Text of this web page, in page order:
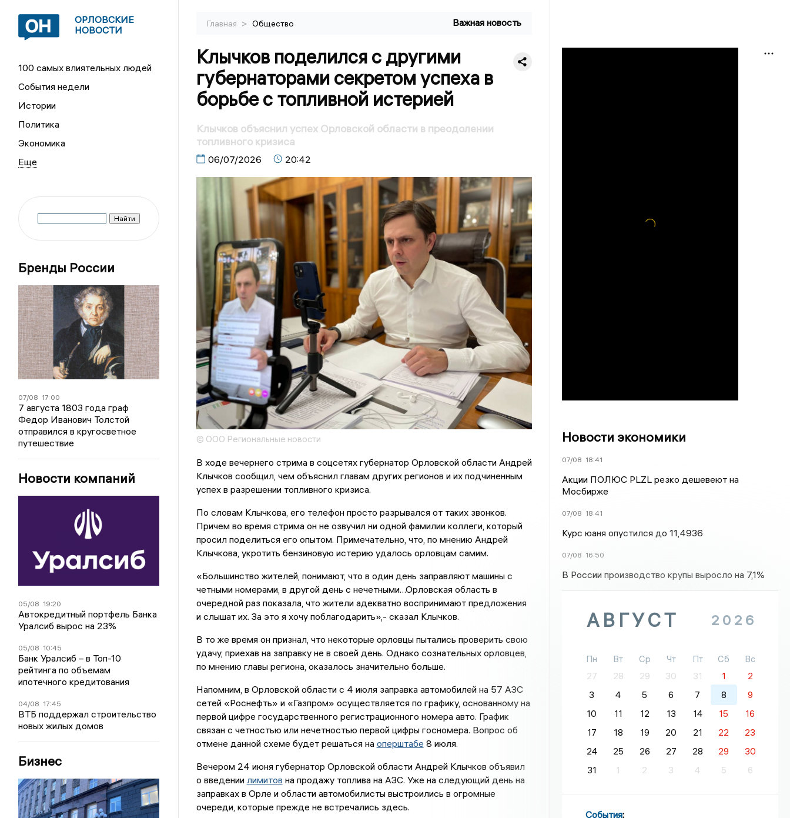
ОРЛОВСКИЕ
НОВОСТИ
100 самых влиятельных людей
События недели
Истории
Политика
Экономика
Бренды России
07/08 17:00
7 августа 1803 года граф
Федор Иванович Толстой
отправился в кругосветное
путешествие
Новости компаний
05/08 19:20
Автокредитный портфель Банка
Уралсиб вырос на 23%
05/08 10:45
Банк Уралсиб – в Топ-10
рейтинга по объемам
ипотечного кредитования
04/08 17:45
ВТБ поддержал строительство
новых жилых домов
Бизнес
Главная > Общество Важная новость
Клычков поделился с другими
губернаторами секретом успеха в
борьбе с топливной истерией
Клычков объяснил успех Орловской области в преодолении
топливного кризиса
06/07/2026 20:42
© ООО Региональные новости
В ходе вечернего стрима в соцсетях губернатор Орловской области Андрей
Клычков сообщил, чем объяснил главам других регионов и их подчиненным
успех в разрешении топливного кризиса.
По словам Клычкова, его телефон просто разрывался от таких звонков.
Причем во время стрима он не озвучил ни одной фамилии коллеги, который
просил поделиться его опытом. Примечательно, что, по мнению Андрей
Клычкова, укротить бензиновую истерию удалось орловцам самим.
«Большинство жителей, понимают, что в один день заправляют машины с
четными номерами, в другой день с нечетными…Орловская область в
очередной раз показала, что жители адекватно воспринимают предложения
и слышат их. За это я хочу поблагодарить»,- сказал Клычков.
В то же время он признал, что некоторые орловцы пытались проверить свою
удачу, приехав на заправку не в своей день. Однако сознательных орловцев,
по мнению главы региона, оказалось значительно больше.
Напомним, в Орловской области с 4 июля заправка автомобилей на 57 АЗС
сетей «Роснефть» и «Газпром» осуществляется по графику, основанному на
первой цифре государственного регистрационного номера авто. График
связан с четностью или нечетностью первой цифры госномера. Вопрос об
отмене данной схеме будет решаться на оперштабе 8 июля.
Вечером 24 июня губернатор Орловской области Андрей Клычков объявил
о введении лимитов на продажу топлива на АЗС. Уже на следующий день на
заправках в Орле и области автомобилисты выстроились в огромные
очереди, которые прежде не встречались здесь.
Новости экономики
07/08 18:41
Акции ПОЛЮС PLZL резко дешевеют на
Мосбирже
07/08 18:41
Курс юаня опустился до 11,4936
07/08 16:50
В России производство крупы выросло на 7,1%
АВГУСТ 2026
Пн Вт Ср Чт Пт Сб
Вс
27
28 29 30 31 1
2
3
4 5 6 7 8
9
10
11 12 13 14 15
16
17
18 19 20 21 22
23
24
25 26 27 28 29
30
31
1 2 3 4 5 6
События: